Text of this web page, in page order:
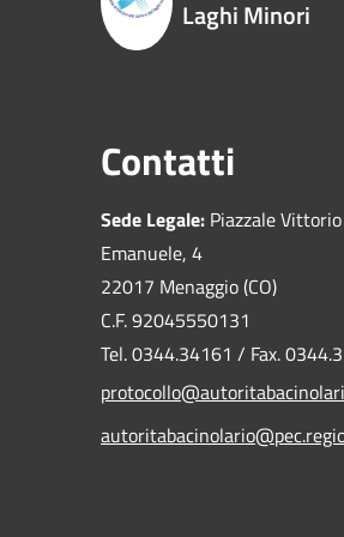
Laghi Minori
Contatti
Sede Legale: Piazzale Vittorio
Emanuele, 4
22017 Menaggio (CO)
C.F. 92045550131
Tel. 0344.34161 / Fax.